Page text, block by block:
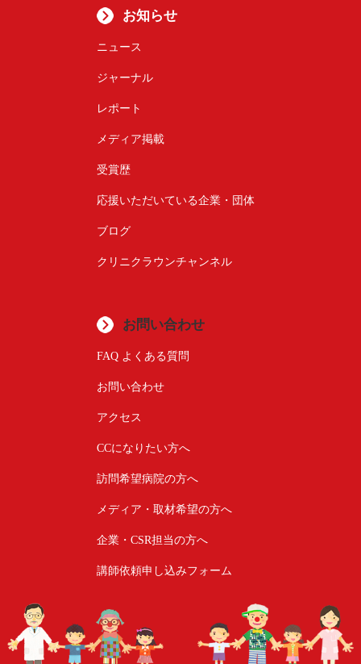
お知らせ
ニュース
ジャーナル
レポート
メディア掲載
受賞歴
応援いただいている企業・団体
ブログ
クリニクラウンチャンネル
お問い合わせ
FAQ よくある質問
お問い合わせ
アクセス
CCになりたい方へ
訪問希望病院の方へ
メディア・取材希望の方へ
企業・CSR担当の方へ
講師依頼申し込みフォーム